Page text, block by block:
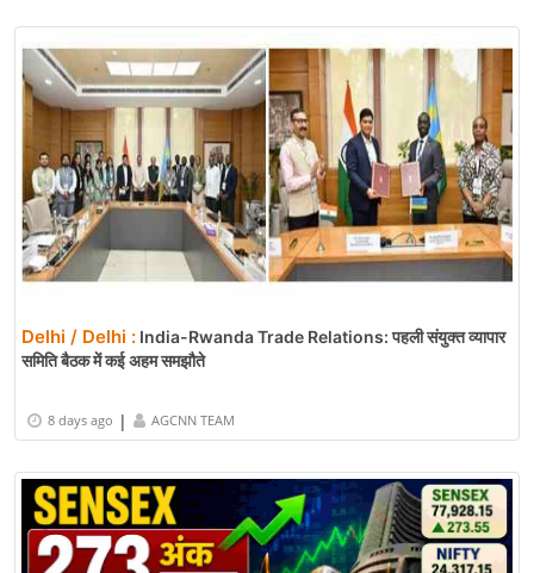
Delhi / Delhi : India-Rwanda Trade Relations: पहली संयुक्त व्यापार
समिति बैठक में कई अहम समझौते
8 days ago | AGCNN TEAM